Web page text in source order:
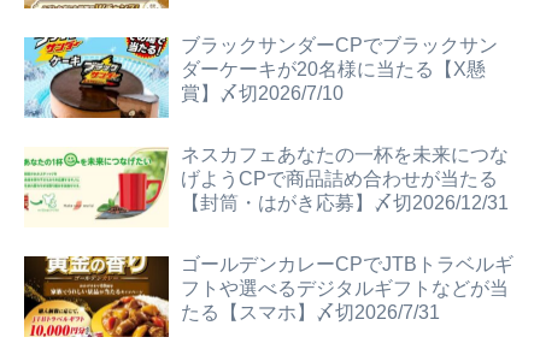
ブラックサンダーCPでブラックサン
ダーケーキが20名様に当たる【X懸
賞】〆切2026/7/10
ネスカフェあなたの一杯を未来につな
げようCPで商品詰め合わせが当たる
【封筒・はがき応募】〆切2026/12/31
ゴールデンカレーCPでJTBトラベルギ
フトや選べるデジタルギフトなどが当
たる【スマホ】〆切2026/7/31